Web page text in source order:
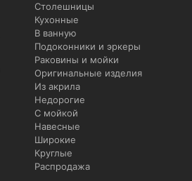
Столешницы
Кухонные
В ванную
Подоконники и эркеры
Раковины и мойки
Оригинальные изделия
Из акрила
Недорогие
С мойкой
Навесные
Широкие
Круглые
Распродажа